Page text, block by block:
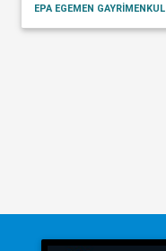
EPA EGEMEN GAYRİMENKUL